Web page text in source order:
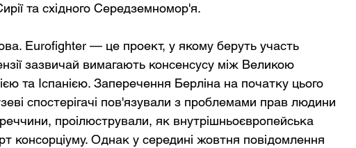
та східного Середземномор'я.
Eurofighter — це проект, у якому беруть участь
зазвичай вимагають консенсусу між Великою
та Іспанією. Заперечення Берліна на початку цього
спостерігачі пов'язували з проблемами прав людини
проілюстрували, як внутрішньоєвропейська
консорціуму. Однак у середині жовтня повідомлення